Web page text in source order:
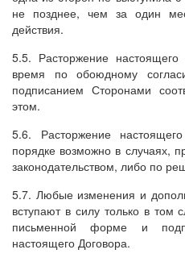
не позднее, чем за один
действия.
5.5. Расторжение
время по обоюдному
подписанием Сторонами
этом.
5.6. Расторжение
порядке возможно в случаях,
законодательством, либо по
5.7. Любые изменения и
вступают в силу только в том
письменной форме и
настоящего Договора.